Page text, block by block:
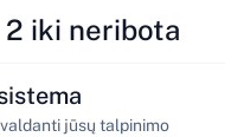
2 iki neribota
jūsų talpinimo